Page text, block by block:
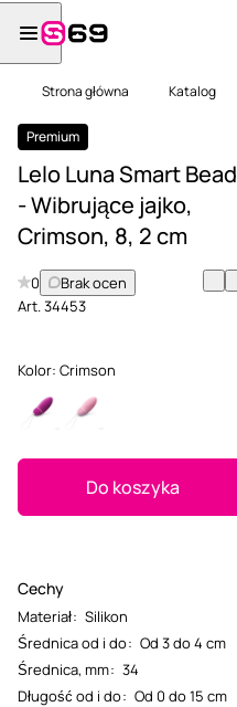
Strona główna Katalog
Premium
Lelo Luna Smart Bead
- Wibrujące jajko,
Crimson, 8, 2 cm
0
Brak ocen
Art.34453
Kolor: Crimson
Do koszyka
Cechy
Materiał: Silikon
Średnica od i do: Od 3 do 4 cm
Średnica, mm: 34
Długość od i do: Od 0 do 15 cm